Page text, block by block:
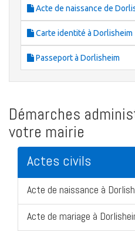
Acte de naissance de
Carte identité à Dorlisheim
Passeport à Dorlisheim
Démarches
votre mairie
Actes civils
Acte de naissance à
Acte de mariage à